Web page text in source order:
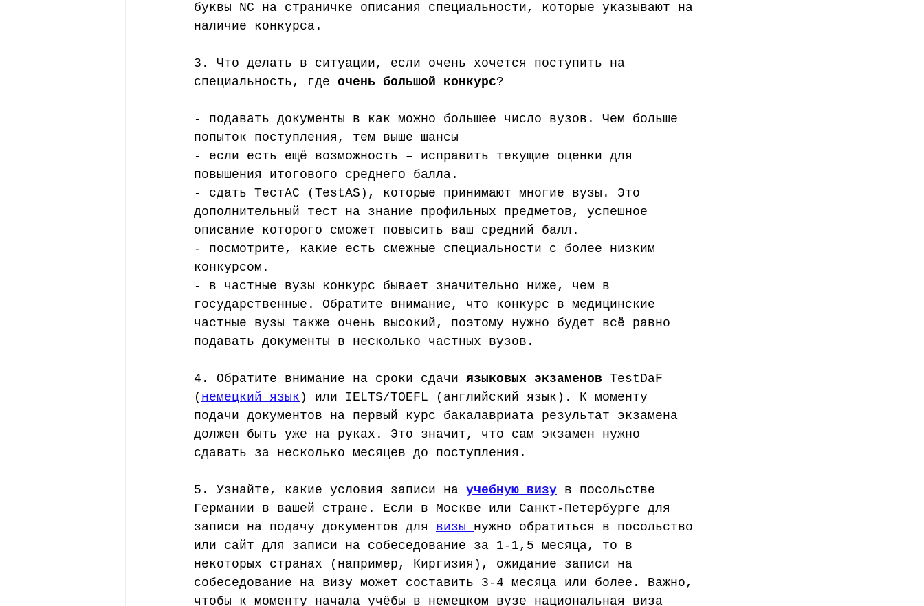
буквы NC на страничке описания специальности, которые указывают на
наличие конкурса.
3. Что делать в ситуации, если очень хочется поступить на
специальность, где очень большой конкурс?
- подавать документы в как можно большее число вузов. Чем больше
попыток поступления, тем выше шансы
- если есть ещё возможность – исправить текущие оценки для
повышения итогового среднего балла.
- сдать ТестАС (TestAS), которые принимают многие вузы. Это
дополнительный тест на знание профильных предметов, успешное
описание которого сможет повысить ваш средний балл.
- посмотрите, какие есть смежные специальности с более низким
конкурсом.
- в частные вузы конкурс бывает значительно ниже, чем в
государственные. Обратите внимание, что конкурс в медицинские
частные вузы также очень высокий, поэтому нужно будет всё равно
подавать документы в несколько частных вузов.
4. Обратите внимание на сроки сдачи языковых экзаменов TestDaF
( немецкий язык ) или IELTS/TOEFL (английский язык). К моменту
подачи документов на первый курс бакалавриата результат экзамена
должен быть уже на руках. Это значит, что сам экзамен нужно
сдавать за несколько месяцев до поступления.
5. Узнайте, какие условия записи на учебную визу в посольстве
Германии в вашей стране. Если в Москве или Санкт-Петербурге для
записи на подачу документов для визы нужно обратиться в посольство
или сайт для записи на собеседование за 1-1,5 месяца, то в
некоторых странах (например, Киргизия), ожидание записи на
собеседование на визу может составить 3-4 месяца или более. Важно,
чтобы к моменту начала учёбы в немецком вузе национальная виза